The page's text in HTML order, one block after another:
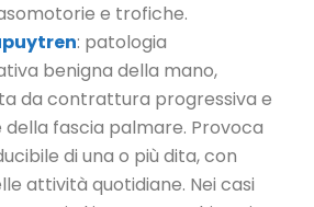
e trofiche.
: patologia
benigna della mano,
da contrattura progressiva e
fascia palmare. Provoca
di una o più dita, con
attività quotidiane. Nei casi